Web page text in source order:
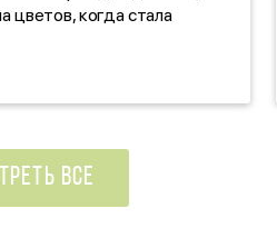
цветов, когда стала
По качеству цветов,
прдмороженные!
ВСЕ